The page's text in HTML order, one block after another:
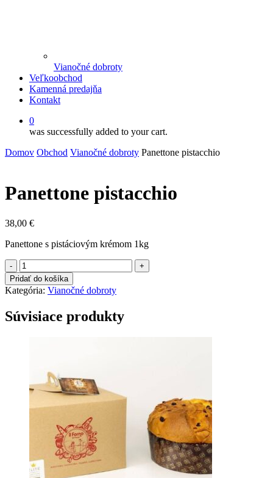
Vianočné dobroty
Veľkoobchod
Kamenná predajňa
Kontakt
0
was successfully added to your cart.
Domov Obchod Vianočné dobroty Panettone pistacchio
Panettone pistacchio
38,00 €
Panettone s pistáciovým krémom 1kg
množstvo
Panettone
pistacchio
Pridať do košíka
Kategória: Vianočné dobroty
Súvisiace produkty